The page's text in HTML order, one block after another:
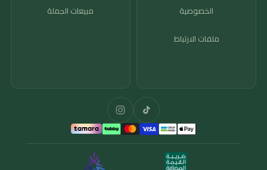
الخصوصية
ملفات الارتباط
مبيعات الجملة